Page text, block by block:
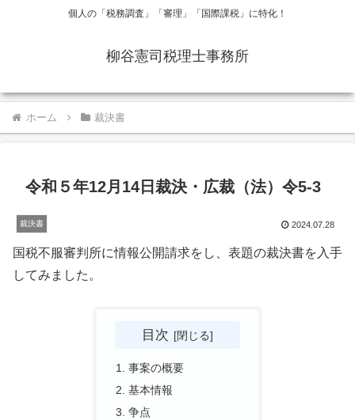
個人の「税務調査」「審理」「国際課税」に特化！
柳谷憲司税理士事務所
ホーム 裁決書
令和５年12月14日裁決・広裁（法）令5-3
裁決書 2024.07.28
国税不服審判所に情報公開請求をし、表題の裁決書を入手
してみました。
目次
事案の概要
基本情報
争点